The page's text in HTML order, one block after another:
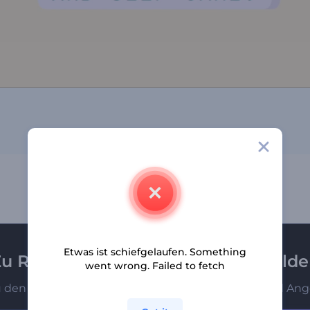
Renderforest-Newsletter
den Ersten, die unsere neuesten Nachrichten und
Etwas ist schiefgelaufen. Something
went wrong. Failed to fetch